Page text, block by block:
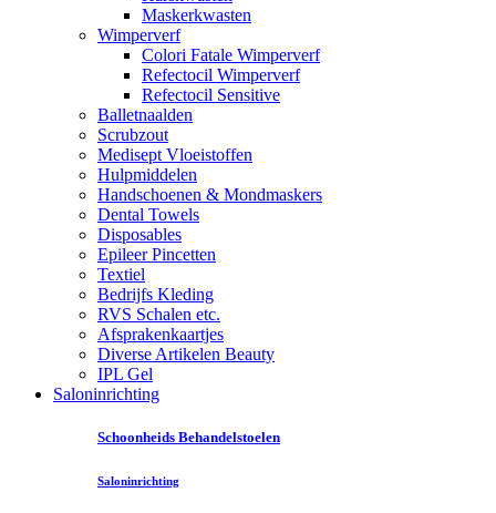
Maskerkwasten
Wimperverf
Colori Fatale Wimperverf
Refectocil Wimperverf
Refectocil Sensitive
Balletnaalden
Scrubzout
Medisept Vloeistoffen
Hulpmiddelen
Handschoenen & Mondmaskers
Dental Towels
Disposables
Epileer Pincetten
Textiel
Bedrijfs Kleding
RVS Schalen etc.
Afsprakenkaartjes
Diverse Artikelen Beauty
IPL Gel
Saloninrichting
Schoonheids Behandelstoelen
Saloninrichting